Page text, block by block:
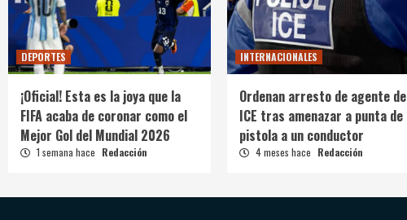
DEPORTES
¡Oficial! Esta es la joya que la
FIFA acaba de coronar como el
Mejor Gol del Mundial 2026
1 semana hace Redacción
INTERNACIONALES
Ordenan arresto de agente de
ICE tras amenazar a punta de
pistola a un conductor
4 meses hace Redacción